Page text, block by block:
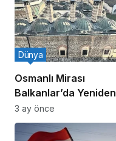
Osmanlı Mirası
Balkanlar’da Yeniden
Canlanıyor
Dünya
3 ay önce